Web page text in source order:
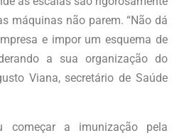
máquinas não parem. “Não dá
e impor um esquema de
a sua organização do
Viana, secretário de Saúde
começar a imunização pela